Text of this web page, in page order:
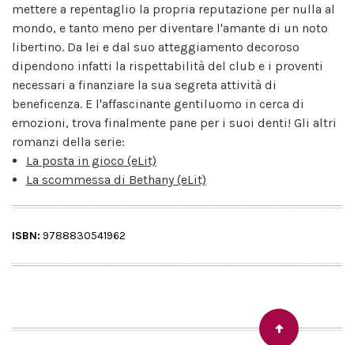
mettere a repentaglio la propria reputazione per nulla al
mondo, e tanto meno per diventare l'amante di un noto
libertino. Da lei e dal suo atteggiamento decoroso
dipendono infatti la rispettabilità del club e i proventi
necessari a finanziare la sua segreta attività di
beneficenza. E l'affascinante gentiluomo in cerca di
emozioni, trova finalmente pane per i suoi denti! Gli altri
romanzi della serie:
La posta in gioco (eLit)
La scommessa di Bethany (eLit)
ISBN: 9788830541962